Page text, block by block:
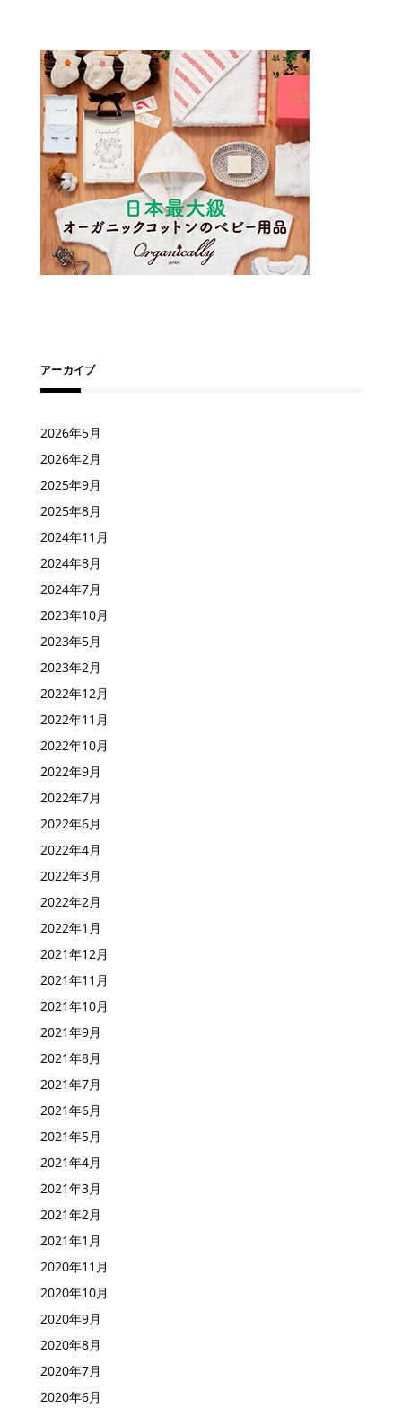
アーカイブ
2026年5月
2026年2月
2025年9月
2025年8月
2024年11月
2024年8月
2024年7月
2023年10月
2023年5月
2023年2月
2022年12月
2022年11月
2022年10月
2022年9月
2022年7月
2022年6月
2022年4月
2022年3月
2022年2月
2022年1月
2021年12月
2021年11月
2021年10月
2021年9月
2021年8月
2021年7月
2021年6月
2021年5月
2021年4月
2021年3月
2021年2月
2021年1月
2020年11月
2020年10月
2020年9月
2020年8月
2020年7月
2020年6月